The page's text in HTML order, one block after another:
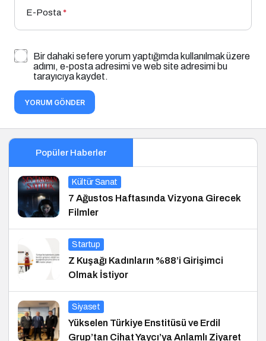
E-Posta*
Bir dahaki sefere yorum yaptığımda kullanılmak üzere
adımı, e-posta adresimi ve web site adresimi bu
tarayıcıya kaydet.
YORUM GÖNDER
Popüler Haberler
Kültür Sanat
7 Ağustos Haftasında Vizyona Girecek
Filmler
Startup
Z Kuşağı Kadınların %88’i Girişimci
Olmak İstiyor
Siyaset
Yükselen Türkiye Enstitüsü ve Erdil
Grup’tan Cihat Yaycı’ya Anlamlı Ziyaret